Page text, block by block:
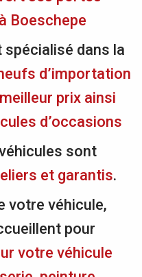
Boeschepe
spécialisé dans la
d’importation
prix ainsi
d’occasions
sont
et garantis.
votre véhicule,
pour
votre véhicule